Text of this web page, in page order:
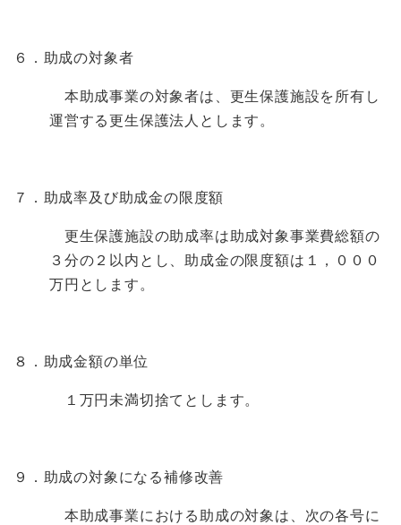
６．助成の対象者
本助成事業の対象者は、更生保護施設を所有し
運営する更生保護法人とします。
７．助成率及び助成金の限度額
更生保護施設の助成率は助成対象事業費総額の
３分の２以内とし、助成金の限度額は１，０００
万円とします。
８．助成金額の単位
１万円未満切捨てとします。
９．助成の対象になる補修改善
本助成事業における助成の対象は、次の各号に